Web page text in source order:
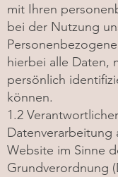
mit Ihren
bei der Nutzung
hierbei alle Daten,
persönlich
können.
1.2
Datenverarbeitung
Website im Sinne
Grundverordnung